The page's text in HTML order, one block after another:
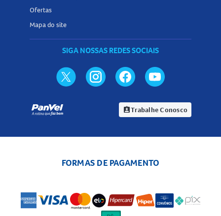
Ofertas
Mapa do site
SIGA NOSSAS REDES SOCIAIS
assignment_indTrabalhe Conosco
FORMAS DE PAGAMENTO